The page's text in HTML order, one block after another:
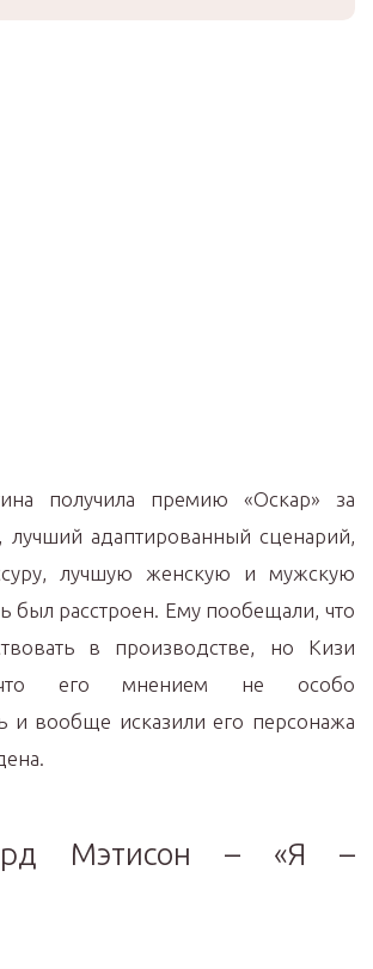
получила премию «Оскар» за
адаптированный сценарий,
лучшую женскую и мужскую
был расстроен. Ему пообещали, что
в производстве, но Кизи
что его мнением не особо
и вообще исказили его персонажа
Мэтисон – «Я –